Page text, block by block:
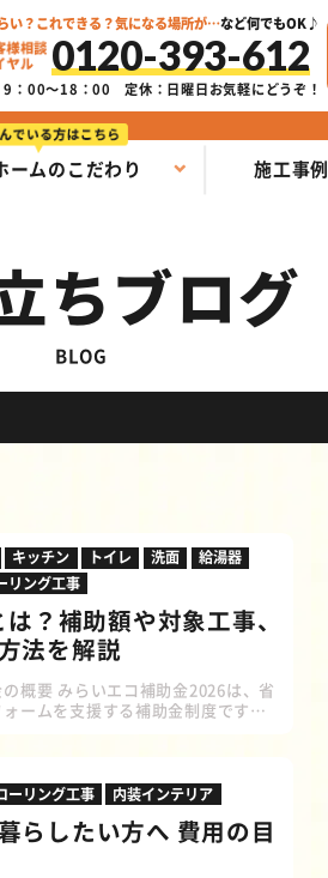
い？これできる？気になる場所が…など何でもOK♪
0120-393-612
9：00～18：00 定休：日曜日お気軽にどうぞ！
ームのこだわり 施工事例
ちブログ
BLOG
キッチン トイレ 洗面
給湯器
リング工事
？補助額や対象工事、
法を解説
概要 みらいエコ補助金2026は、省
ームを支援する補助金制度です。
負契約】 着工前に締結が必要
に着工し、令和8年12
ーリング工事 内装インテリア
らしたい方へ 費用の目